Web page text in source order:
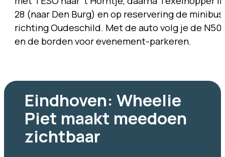
28 (naar Den Burg) en op reservering de minibus
richting Oudeschild. Met de auto volg je de N501
en de borden voor evenement-parkeren.
Eindhoven: Wheelie
Piet maakt meedoen
zichtbaar